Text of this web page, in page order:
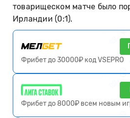
товарищеском матче было
Ирландии (0:1).
Фрибет до 30000₽ код VSEPRO
Фрибет до 8000₽ всем новым